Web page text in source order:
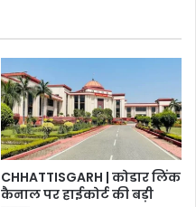
CHHATTISGARH | कोडार लिंक
कैनाल पर हाईकोर्ट की बड़ी